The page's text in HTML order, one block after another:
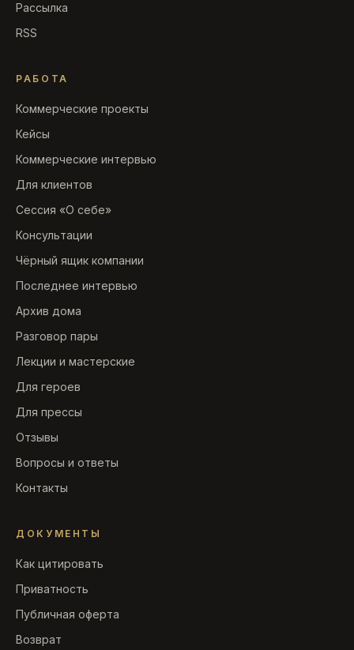
Рассылка
RSS
РАБОТА
Коммерческие проекты
Кейсы
Коммерческие интервью
Для клиентов
Сессия «О себе»
Консультации
Чёрный ящик компании
Последнее интервью
Архив дома
Разговор пары
Лекции и мастерские
Для героев
Для прессы
Отзывы
Вопросы и ответы
Контакты
ДОКУМЕНТЫ
Как цитировать
Приватность
Публичная оферта
Возврат